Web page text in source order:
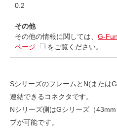
0.2
その他
その他の情報に関しては、 G-
ページ
をご覧ください。
SシリーズのフレームとN(または
連結できるコネクタです。
Nシリーズ側はGシリーズ（
プが可能です。